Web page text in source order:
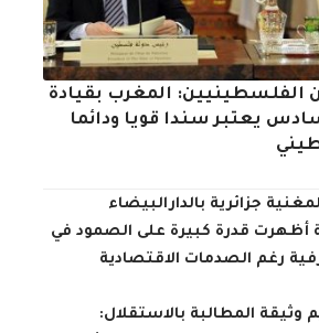
الفلسطينيين: المغرب بقيادة
يعتبر سندا قويا ودائما
جزائرية بالدارالبيضاء
أظهرت قدرة كبيرة على الصمود في
رغم الصدمات الاقتصادية
80 لتقديم وثيقة المطالبة بالاستقلال: